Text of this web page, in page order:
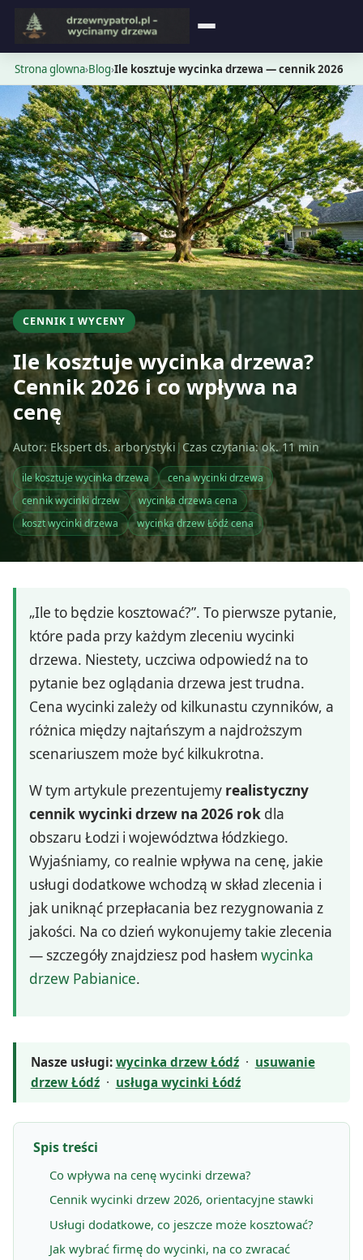
Strona główna
Blog
Opinie
Cennik
Kontakt
Strona glowna›Blog›Ile kosztuje wycinka drzewa — cennik 2026
CENNIK I WYCENY
Ile kosztuje wycinka drzewa?
Cennik 2026 i co wpływa na
cenę
Autor: Ekspert ds. arborystyki | Czas czytania: ok. 11 min
ile kosztuje wycinka drzewa
cena wycinki drzewa
cennik wycinki drzew
wycinka drzewa cena
koszt wycinki drzewa
wycinka drzew Łódź cena
„Ile to będzie kosztować?”. To pierwsze pytanie,
które pada przy każdym zleceniu wycinki
drzewa. Niestety, uczciwa odpowiedź na to
pytanie bez oglądania drzewa jest trudna.
Cena wycinki zależy od kilkunastu czynników, a
różnica między najtańszym a najdroższym
scenariuszem może być kilkukrotna.
W tym artykule prezentujemy realistyczny
cennik wycinki drzew na 2026 rok dla
obszaru Łodzi i województwa łódzkiego.
Wyjaśniamy, co realnie wpływa na cenę, jakie
usługi dodatkowe wchodzą w skład zlecenia i
jak uniknąć przepłacania bez rezygnowania z
jakości. Na co dzień wykonujemy takie zlecenia
— szczegóły znajdziesz pod hasłem wycinka
drzew Pabianice.
Nasze usługi: wycinka drzew Łódź· usuwanie
drzew Łódź· usługa wycinki Łódź
Spis treści
Co wpływa na cenę wycinki drzewa?
Cennik wycinki drzew 2026, orientacyjne stawki
Usługi dodatkowe, co jeszcze może kosztować?
Jak wybrać firmę do wycinki, na co zwracać